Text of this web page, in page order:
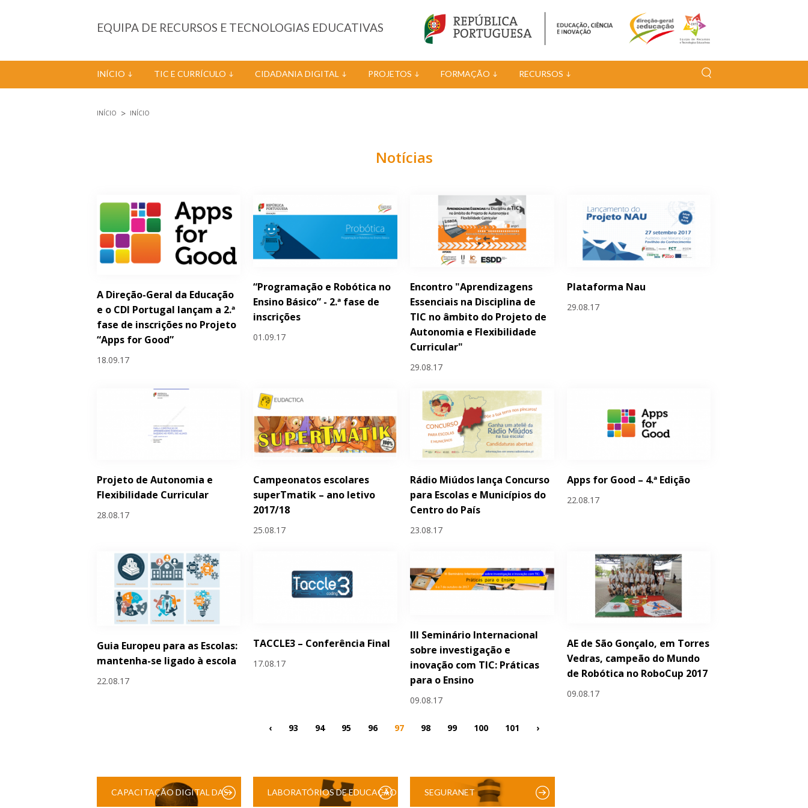
EQUIPA DE RECURSOS E TECNOLOGIAS EDUCATIVAS
INÍCIO TIC E CURRÍCULO CIDADANIA DIGITAL PROJETOS FORMAÇÃO RECURSOS
INÍCIO INÍCIO
Notícias
A Direção-Geral da Educação
e o CDI Portugal lançam a 2.ª
fase de inscrições no Projeto
“Apps for Good”
18.09.17
“Programação e Robótica no
Ensino Básico” - 2.ª fase de
inscrições
01.09.17
Encontro "Aprendizagens
Essenciais na Disciplina de
TIC no âmbito do Projeto de
Autonomia e Flexibilidade
Curricular"
29.08.17
Plataforma Nau
29.08.17
Projeto de Autonomia e
Flexibilidade Curricular
28.08.17
Campeonatos escolares
superTmatik – ano letivo
2017/18
25.08.17
Rádio Miúdos lança Concurso
para Escolas e Municípios do
Centro do País
23.08.17
Apps for Good – 4.ª Edição
22.08.17
Guia Europeu para as Escolas:
mantenha-se ligado à escola
22.08.17
TACCLE3 – Conferência Final
17.08.17
III Seminário Internacional
sobre investigação e
inovação com TIC: Práticas
para o Ensino
09.08.17
AE de São Gonçalo, em Torres
Vedras, campeão do Mundo
de Robótica no RoboCup 2017
09.08.17
Páginas
‹ 93 94 95 96 97 98 99 100 101 ›
CAPACITAÇÃO DIGITAL DAS LABORATÓRIOS DE EDUCAÇÃO SEGURANET